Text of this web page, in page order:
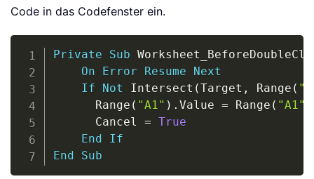
Code in das Codefenster ein.
Private Sub
On
Error Resume
Next
If
Not Intersect (Target , Range (
      Range
( "A1" ) . Value = Range ( "A1"
      Cancel
= True
End
If
End
Sub
Copy